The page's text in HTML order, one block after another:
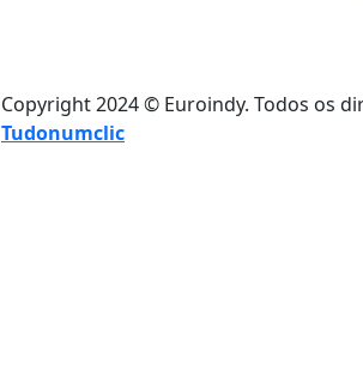
Copyright 2024 © Euroindy. Todos os
Tudonumclic